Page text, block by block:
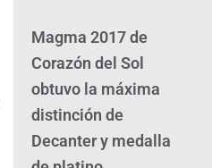
Magma 2017 de
Corazón del Sol
obtuvo la máxima
distinción de
Decanter y medalla